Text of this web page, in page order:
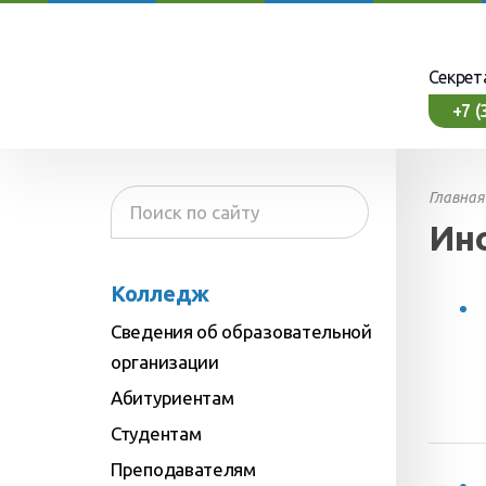
+7
Колледж
Сведения об образовательной
организации
образовательной
Абитуриентам
Студентам
Преподавателям
Главная